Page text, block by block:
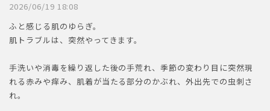
2026/06/19 18:08
ふと感じる肌のゆらぎ。
肌トラブルは、突然やってきます。
手洗いや消毒を繰り返した後の手荒れ、季節の変わり目に突然現
れる赤みや痒み、肌着が当たる部分のかぶれ、外出先での虫刺さ
れ。